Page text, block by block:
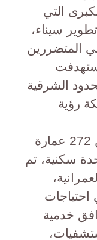
التي
سيناء،
المتضررين
الشرقية
رؤية
وأوضح أن المشروع يتكون من 272 عمارة
أكثر من 4352 وحدة سكنية، تم
احتياجات
خدمية